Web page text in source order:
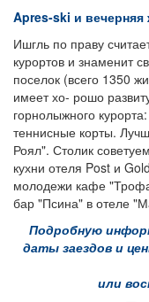
Apres-ski и вечерняя
Ишгль по праву
курортов и знаменит
поселок (всего 1350
имеет хо- рошо
горнолыжного
теннисные корты.
Роял". Столик
кухни отеля Post и
молодежи кафе
бар "Псина" в отеле
Подробную
даты заездов и
или